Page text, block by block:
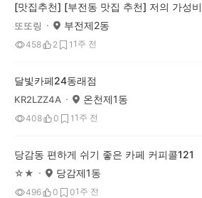
또또링 부전제2동
458 2 1 1주 전
달빛카페24동래점
KR2LZZ4A 온천제1동
408 0 1 1주 전
당감동 편하게 쉬기 좋은 카페 커피콜121
☆★ 당감제1동
496 0 01주 전